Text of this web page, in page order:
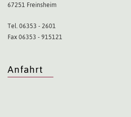
67251 Freinsheim
Tel. 06353 - 2601
Fax 06353 - 915121
Anfahrt